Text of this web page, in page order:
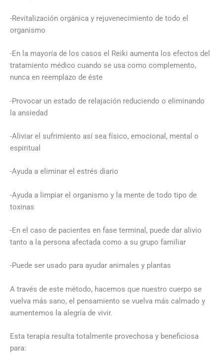
-Revitalización orgánica y rejuvenecimiento de todo el
organismo
-En la mayoría de los casos el Reiki aumenta los efectos del
tratamiento médico cuando se usa como complemento,
nunca en reemplazo de éste
-Provocar un estado de relajación reduciendo o eliminando
la ansiedad
-Aliviar el sufrimiento así sea físico, emocional, mental o
espiritual
-Ayuda a eliminar el estrés diario
-Ayuda a limpiar el organismo y la mente de todo tipo de
toxinas
-En el caso de pacientes en fase terminal, puede dar alivio
tanto a la persona afectada como a su grupo familiar
-Puede ser usado para ayudar animales y plantas
A través de este método, hacemos que nuestro cuerpo se
vuelva más sano, el pensamiento se vuelva más calmado y
aumentemos la alegría de vivir.
Esta terapia resulta totalmente provechosa y beneficiosa
para: